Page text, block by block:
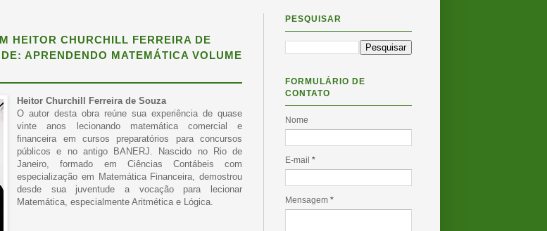
HEITOR CHURCHILL FERREIRA DE
APRENDENDO MATEMÁTICA VOLUME
Heitor Churchill Ferreira de Souza
O autor desta obra reúne sua experiência de quase
vinte anos lecionando matemática comercial e
financeira em cursos preparatórios para concursos
públicos e no antigo BANERJ. Nascido no Rio de
Janeiro, formado em Ciências Contábeis com
especialização em Matemática Financeira, demostrou
desde sua juventude a vocação para lecionar
Matemática, especialmente Aritmética e Lógica.
PESQUISAR
FORMULÁRIO DE
CONTATO
Nome
E-mail *
Mensagem *